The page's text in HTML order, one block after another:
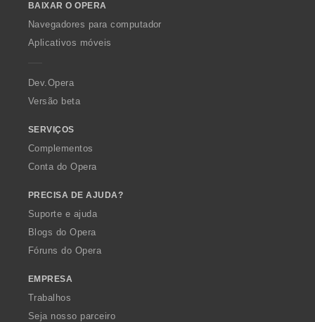
w
O
p
a
BAIXAR O OPERA
Navegadores para computador
Aplicativos móveis
Dev.Opera
Versão beta
SERVIÇOS
Complementos
Conta do Opera
PRECISA DE AJUDA?
Suporte e ajuda
Blogs do Opera
Fóruns do Opera
EMPRESA
Trabalhos
Seja nosso parceiro